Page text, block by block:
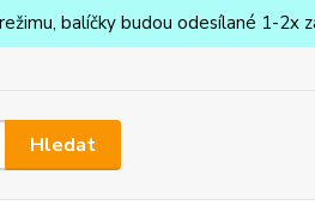
balíčky budou odesílané 1-2x
Hledat